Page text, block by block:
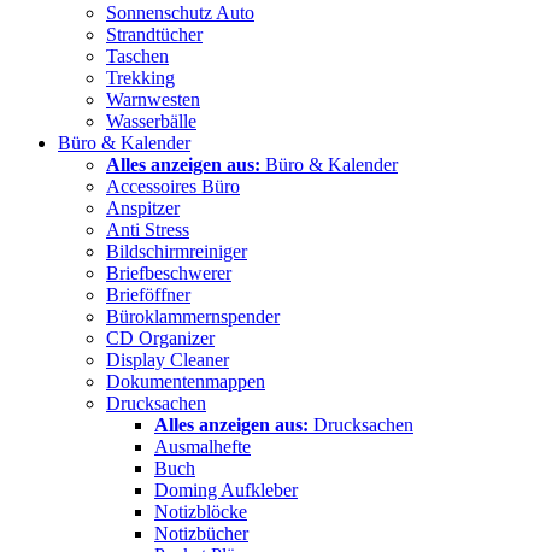
Sonnenschutz Auto
Strandtücher
Taschen
Trekking
Warnwesten
Wasserbälle
Büro & Kalender
Alles anzeigen aus: Büro & Kalender
Accessoires Büro
Anspitzer
Anti Stress
Bildschirmreiniger
Briefbeschwerer
Brieföffner
Büroklammernspender
CD Organizer
Display Cleaner
Dokumentenmappen
Drucksachen
Alles anzeigen aus: Drucksachen
Ausmalhefte
Buch
Doming Aufkleber
Notizblöcke
Notizbücher